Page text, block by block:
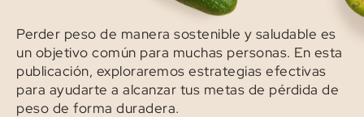
Perder peso de manera sostenible y saludable es
un objetivo común para muchas personas. En esta
publicación, exploraremos estrategias efectivas
para ayudarte a alcanzar tus metas de pérdida de
peso de forma duradera.